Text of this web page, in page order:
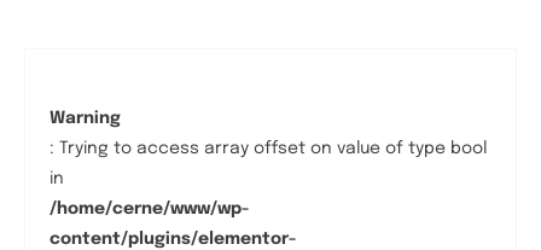
Warning
: Trying to access array offset on value of type bool
in
/home/cerne/www/wp-
content/plugins/elementor-